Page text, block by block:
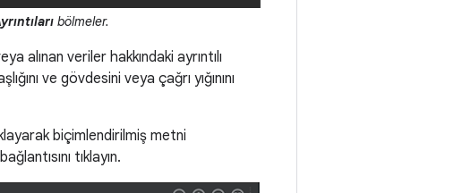
bölmeler.
alınan veriler hakkındaki ayrıntılı
ve gövdesini veya çağrı yığınını
biçimlendirilmiş metni
bağlantısını tıklayın.